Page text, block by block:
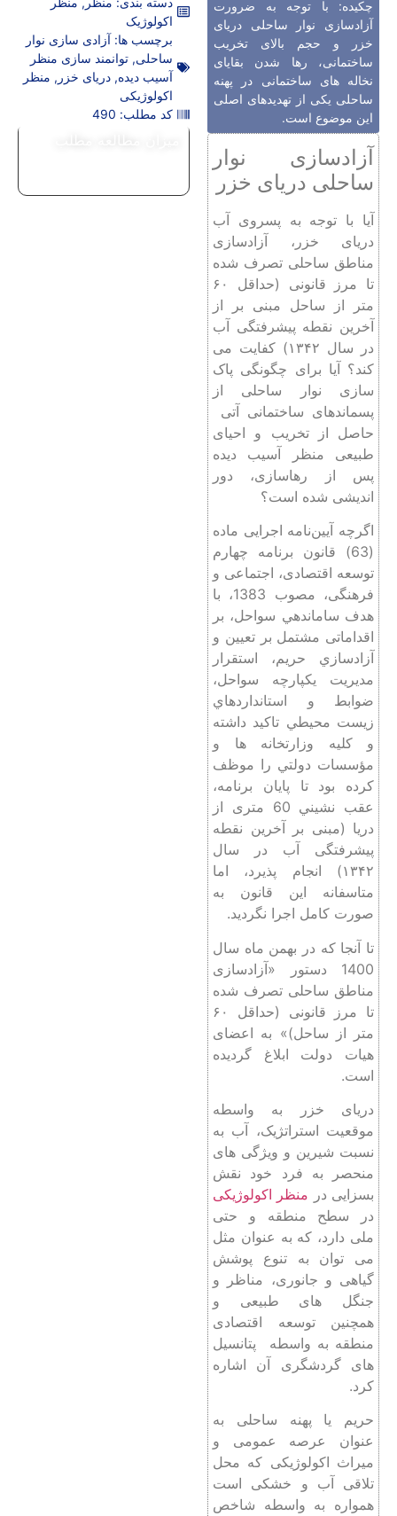
چکیده: با توجه به ضرورت
آزادسازی نوار ساحلی دریای
خزر و حجم بالای تخریب
ساختمانی، رها شدن بقایای
نخاله های ساختمانی در پهنه
ساحلی یکی از تهدیدهای اصلی
این موضوع است.
آزادسازی نوار
ساحلی دریای خزر
آیا با توجه به پسروی آب
دریای خزر، آزادسازی
مناطق ساحلی تصرف شده
تا مرز قانونی (حداقل ۶۰
متر از ساحل مبنی بر از
آخرین نقطه پیشرفتگی آب
در سال ۱۳۴۲) کفایت می
کند؟ آیا برای چگونگی پاک
سازی نوار ساحلی از
پسماندهای ساختمانی آتی
حاصل از تخریب و احیای
طبیعی منظر آسیب دیده
پس از رهاسازی، دور
اندیشی شده است؟
اگرچه آیین‌نامه اجرایی ماده
(63) قانون برنامه چهارم
توسعه اقتصادی، اجتماعی و
فرهنگی، مصوب 1383، با
هدف ساماندهي سواحل، بر
اقداماتی مشتمل بر تعيين و
آزادسازي حريم، استقرار
مديريت يكپارچه سواحل،
ضوابط و استانداردهاي
زيست محيطي تاکید داشته
و كليه وزارتخانه ها و
مؤسسات دولتي را موظف
کرده بود تا پايان برنامه،
عقب نشيني 60 متری از
دريا (مبنی بر آخرین نقطه
پیشرفتگی آب در سال
۱۳۴۲) انجام پذيرد، اما
متاسفانه این قانون به
صورت کامل اجرا نگردید.
تا آنجا که در بهمن ماه سال
1400 دستور «آزادسازی
مناطق ساحلی تصرف شده
تا مرز قانونی (حداقل ۶۰
متر از ساحل)» به اعضای
هیات دولت ابلاغ گردیده
است.
دریای خزر به واسطه
موقعیت استراتژیک، آب به
نسبت شیرین و ویژگی های
منحصر به فرد خود نقش
بسزایی در منظر اکولوژیکی
در سطح منطقه و حتی
ملی دارد، که به عنوان مثل
می توان به تنوع پوشش
گیاهی و جانوری، مناظر و
جنگل های طبیعی و
همچنین توسعه اقتصادی
منطقه به واسطه پتانسیل
های گردشگری آن اشاره
کرد.
حریم یا پهنه ساحلی به
عنوان عرصه عمومی و
میراث اکولوژیکی که محل
تلاقی آب و خشکی است
همواره به واسطه شاخص
اکولوژیک
برچسب ها: آزادی سازی نوار
ساحلی, توانمند سازی منظر
آسیب دیده, دریای خزر , منظر
اکولوژیکی
کد مطلب: 490